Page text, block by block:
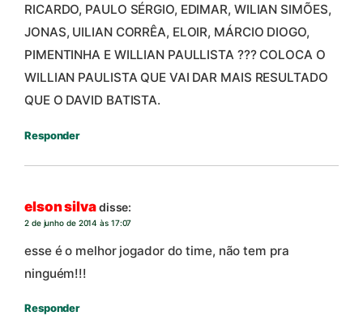
RICARDO, PAULO SÉRGIO, EDIMAR, WILIAN SIMÕES,
JONAS, UILIAN CORRÊA, ELOIR, MÁRCIO DIOGO,
PIMENTINHA E WILLIAN PAULLISTA ??? COLOCA O
WILLIAN PAULISTA QUE VAI DAR MAIS RESULTADO
QUE O DAVID BATISTA.
Responder
elson silvadisse:
2 de junho de 2014 às 17:07
esse é o melhor jogador do time, não tem pra
ninguém!!!
Responder